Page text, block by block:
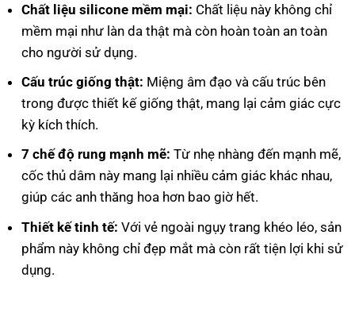
Chất liệu silicone mềm mại: Chất liệu này không chỉ
mềm mại như làn da thật mà còn hoàn toàn an toàn
cho người sử dụng.
Cấu trúc giống thật: Miệng âm đạo và cấu trúc bên
trong được thiết kế giống thật, mang lại cảm giác cực
kỳ kích thích.
7 chế độ rung mạnh mẽ: Từ nhẹ nhàng đến mạnh mẽ,
cốc thủ dâm này mang lại nhiều cảm giác khác nhau,
giúp các anh thăng hoa hơn bao giờ hết.
Thiết kế tinh tế: Với vẻ ngoài ngụy trang khéo léo, sản
phẩm này không chỉ đẹp mắt mà còn rất tiện lợi khi sử
dụng.